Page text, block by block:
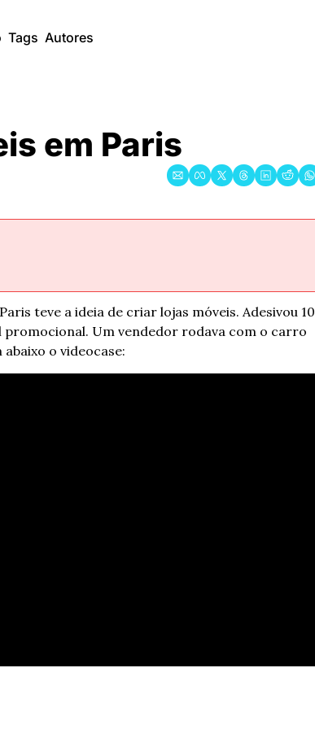
Tags Autores
em Paris
teve a ideia de criar lojas móveis. Adesivou 10
Um vendedor rodava com o carro
o videocase: